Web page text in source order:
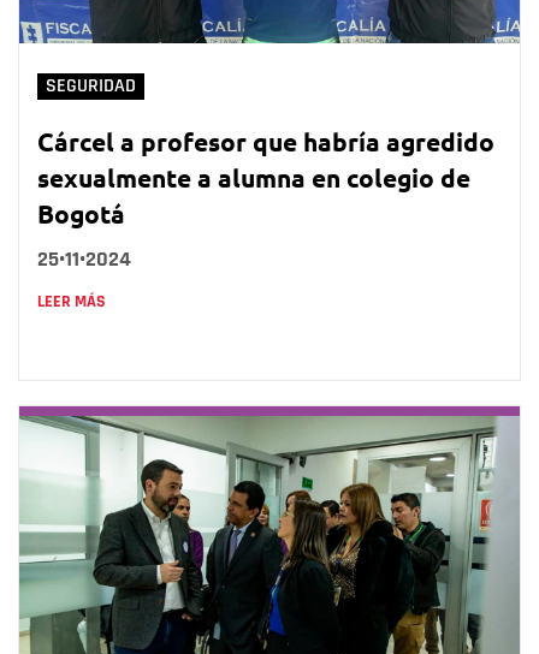
SEGURIDAD
Cárcel a profesor que habría agredido
sexualmente a alumna en colegio de
Bogotá
25•11•2024
LEER MÁS